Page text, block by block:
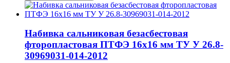
Набивка сальниковая безасбестовая
фторопластовая ПТФЭ 16х16 мм ТУ У 26.8-
30969031-014-2012